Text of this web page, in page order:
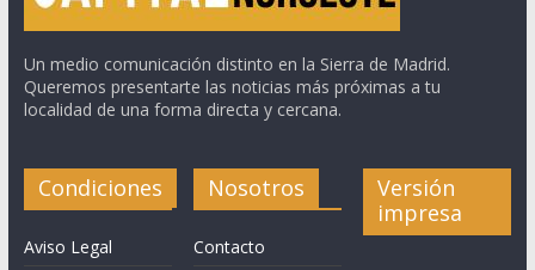
Un medio comunicación distinto en la Sierra de Madrid.
Queremos presentarte las noticias más próximas a tu
localidad de una forma directa y cercana.
Condiciones
Aviso Legal
Nosotros
Contacto
Versión
impresa